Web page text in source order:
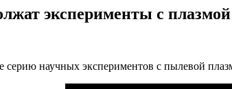
эксперименты с плазмой
научных экспериментов с пылевой